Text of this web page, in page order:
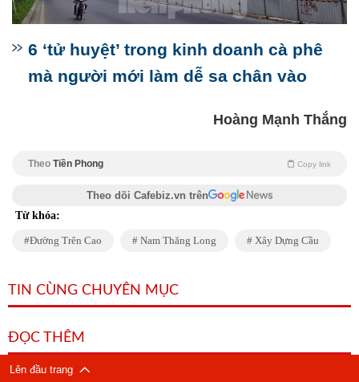
6 ‘tử huyệt’ trong kinh doanh cà phê
mà người mới làm dễ sa chân vào
Hoàng Mạnh Thắng
Theo Tiền Phong Copy link
Theo dõi Cafebiz.vn trên
Từ khóa:
Đường Trên Cao Nam Thăng Long Xây Dựng Cầu
TIN CÙNG CHUYÊN MỤC
ĐỌC THÊM
Lên đầu trang